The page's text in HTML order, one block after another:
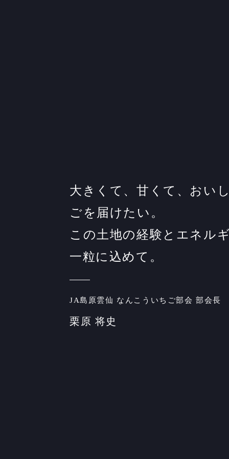
大きくて、甘くて、おい
ごを届けたい。
この土地の経験とエネル
一粒に込めて。
JA島原雲仙 なんこういちご部会 部会長
栗原 将史